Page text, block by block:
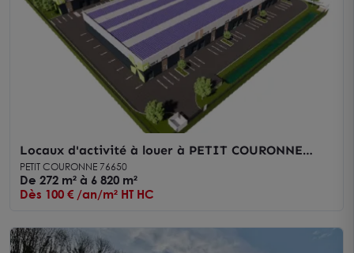
Locaux d'activité à louer à PETIT COURONNE
76650
PETIT COURONNE 76650
De 272 m² à 6 820 m²
Dès 100 € /an/m² HT HC